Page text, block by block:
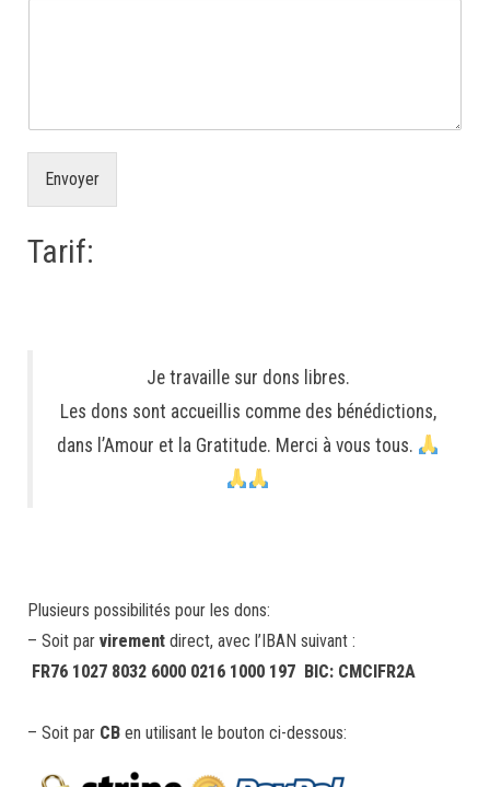
Envoyer
Tarif:
Je travaille sur dons libres.
Les dons sont accueillis comme des bénédictions,
dans l’Amour et la Gratitude. Merci à vous tous.
Plusieurs possibilités pour les dons:
– Soit par virement direct, avec l’IBAN suivant :
FR76 1027 8032 6000 0216 1000 197 BIC: CMCIFR2A
– Soit par CB en utilisant le bouton ci-dessous: